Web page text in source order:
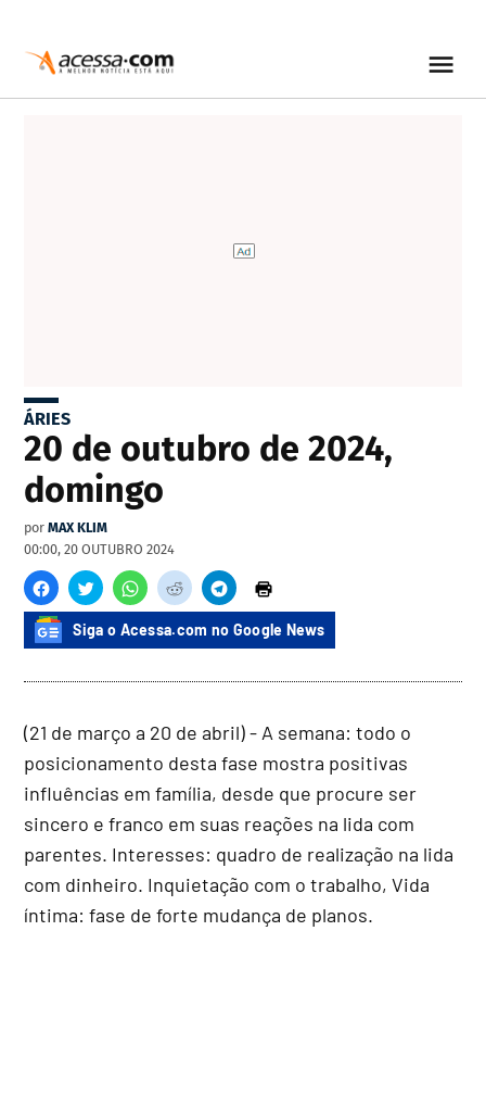
ÁRIES
20 de outubro de 2024,
domingo
por MAX KLIM
00:00, 20 OUTUBRO 2024
Siga o Acessa.com no Google News
(21 de março a 20 de abril) - A semana: todo o
posicionamento desta fase mostra positivas
influências em família, desde que procure ser
sincero e franco em suas reações na lida com
parentes. Interesses: quadro de realização na lida
com dinheiro. Inquietação com o trabalho, Vida
íntima: fase de forte mudança de planos.